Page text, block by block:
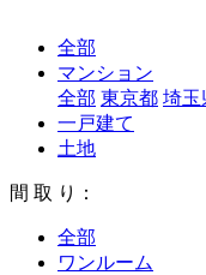
全部
マンション
全部 東京都 埼玉
一戸建て
土地
間 取 り：
全部
ワンルーム